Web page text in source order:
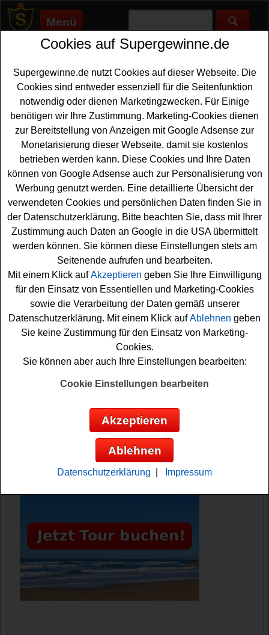
Menü
Supergewinne.de>Gewinnspiele>Freikarten Gewinnspiele
Anzeige:
Anzeige:
Lindt Gewinnspiel -
Schokoladenmuseum Tickets
gewinnen
Alle Schokoladen-Fans unter den Gewinnern sollten an
diesem kostenlosen Lindt Gewinnspiel teilnehmen.
Verlost werden 20 Familien
für eine Führung
durch das Schokoladenmuseum Köln - und mit etwas
Glück können Sie eine davon gewinnen. Falls Sie
möchten, müssen Sie nur kurz das Formular ausfüllen
und können sich damit Ihre Gewinnchance sichern.
Vielleicht haben Sie ja Glück? Auf jeden Fall sind die
Daumen bereits fest gedrückt. Viel Spaß bei der
Schokoladenmuseum Köln
Anzeige:
Cookies auf Supergewinne.de
Supergewinne.de nutzt Cookies auf dieser Webseite. Die
Cookies sind entweder essenziell für die Seitenfunktion
notwendig oder dienen Marketingzwecken. Für Einige
benötigen wir Ihre Zustimmung. Marketing-Cookies dienen
zur Bereitstellung von Anzeigen mit Google Adsense zur
Monetarisierung dieser Webseite, damit sie kostenlos
betrieben werden kann. Diese Cookies und Ihre Daten
können von Google Adsense auch zur Personalisierung von
Werbung genutzt werden. Eine detaillierte Übersicht der
verwendeten Cookies und persönlichen Daten finden Sie in
der Datenschutzerklärung. Bitte beachten Sie, dass mit Ihrer
Zustimmung auch Daten an Google in die USA übermittelt
werden können. Sie können diese Einstellungen stets am
Seitenende aufrufen und bearbeiten.
Mit einem Klick aufAkzeptieren geben Sie Ihre Einwilligung
für den Einsatz von Essentiellen und Marketing-Cookies
sowie die Verarbeitung der Daten gemäß unserer
Datenschutzerklärung. Mit einem Klick aufAblehnen geben
Sie keine Zustimmung für den Einsatz von Marketing-
Cookies.
Sie können aber auch Ihre Einstellungen bearbeiten:
Cookie Einstellungen bearbeiten
Akzeptieren
Ablehnen
Datenschutzerklärung Impressum